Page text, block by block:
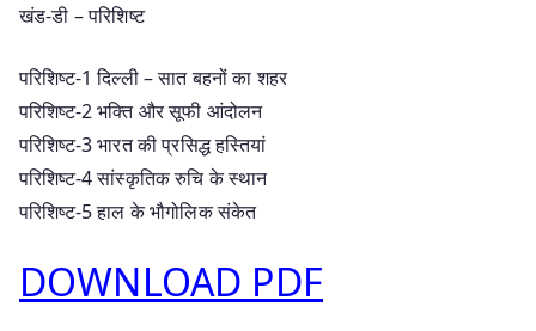
खंड-डी – परिशिष्ट
परिशिष्ट-1 दिल्ली – सात बहनों का शहर
परिशिष्ट-2 भक्ति और सूफी आंदोलन
परिशिष्ट-3 भारत की प्रसिद्ध हस्तियां
परिशिष्ट-4 सांस्कृतिक रुचि के स्थान
परिशिष्ट-5 हाल के भौगोलिक संकेत
DOWNLOAD PDF